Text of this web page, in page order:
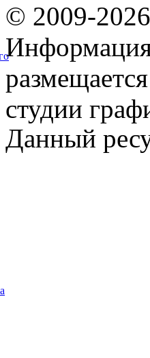
© 2009-
Информация
студии
Данный